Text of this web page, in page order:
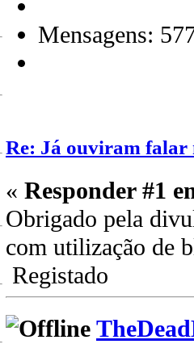
Mensagens:
Re: Já ouviram falar
« Responder #1
Obrigado pela
com utilização de
Registado